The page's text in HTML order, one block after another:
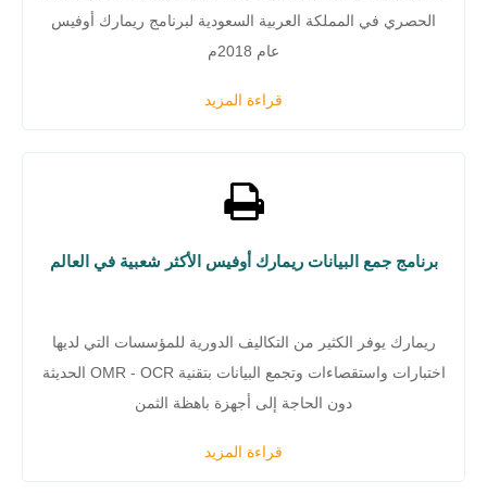
الحصري في المملكة العربية السعودية لبرنامج ريمارك أوفيس
عام 2018م
قراءة المزيد
برنامج جمع البيانات ريمارك أوفيس الأكثر شعبية في العالم
ريمارك يوفر الكثير من التكاليف الدورية للمؤسسات التي لديها
اختبارات واستقصاءات وتجمع البيانات بتقنية OMR - OCR الحديثة
دون الحاجة إلى أجهزة باهظة الثمن
قراءة المزيد